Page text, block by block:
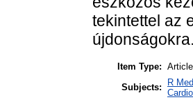
tekintettel az
újdonságokra.
Item Type: Article
Subjects:
R